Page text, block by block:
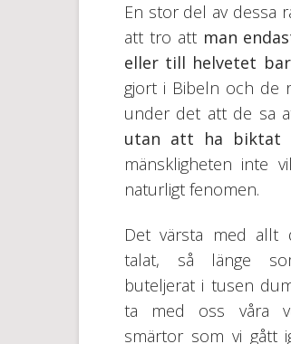
En stor del av dessa
att tro att man
eller till helvetet
gjort i Bibeln och de
under det att de sa
utan att ha biktat
mänskligheten inte
naturligt fenomen.
Det värsta med allt
talat, så länge
buteljerat i tusen
ta med oss våra
smärtor som vi gått